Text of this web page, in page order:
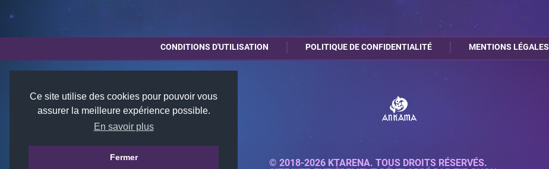
Ce site utilise des cookies pour pouvoir vous
assurer la meilleure expérience possible.
En savoir plus
Fermer
CONDITIONS D'UTILISATION POLITIQUE DE CONFIDENTIALITÉ MENTIONS LÉGALES
© 2018-2026 KTARENA. TOUS DROITS RÉSERVÉS.